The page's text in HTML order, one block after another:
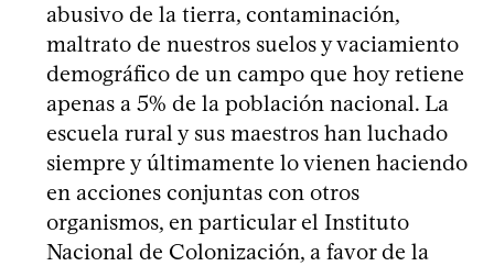
abusivo de la tierra, contaminación,
maltrato de nuestros suelos y vaciamiento
demográfico de un campo que hoy retiene
apenas a 5% de la población nacional. La
escuela rural y sus maestros han luchado
siempre y últimamente lo vienen haciendo
en acciones conjuntas con otros
organismos, en particular el Instituto
Nacional de Colonización, a favor de la